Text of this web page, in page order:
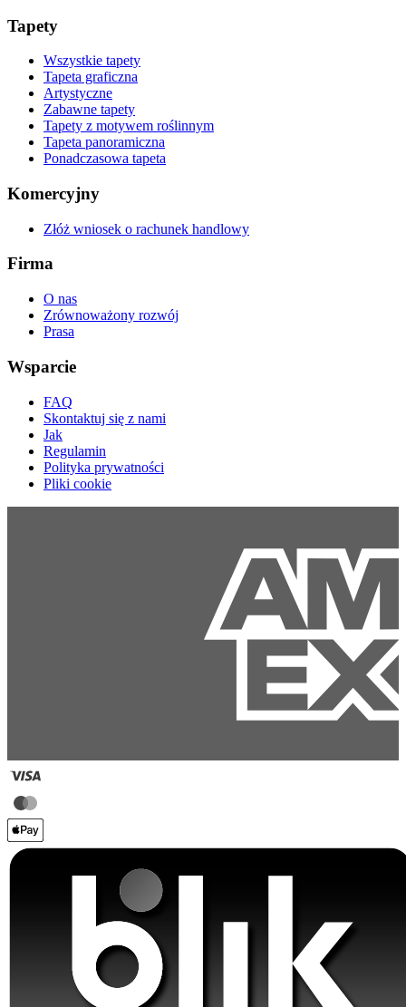
Tapety
Wszystkie tapety
Tapeta graficzna
Artystyczne
Zabawne tapety
Tapety z motywem roślinnym
Tapeta panoramiczna
Ponadczasowa tapeta
Komercyjny
Złóż wniosek o rachunek handlowy
Firma
O nas
Zrównoważony rozwój
Prasa
Wsparcie
FAQ
Skontaktuj się z nami
Jak
Regulamin
Polityka prywatności
Pliki cookie